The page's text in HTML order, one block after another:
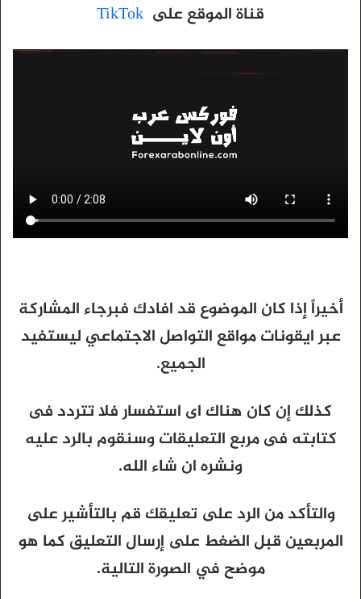
قناة الموقع على TikTok
أخيراً إذا كان الموضوع قد افادك فبرجاء المشاركة
عبر ايقونات مواقع التواصل الاجتماعي ليستفيد
الجميع.
كذلك إن كان هناك اى استفسار فلا تتردد فى
كتابته فى مربع التعليقات وسنقوم بالرد عليه
ونشره ان شاء الله.
والتأكد من الرد على تعليقك قم بالتأشير على
المربعين قبل الضغط على إرسال التعليق كما هو
موضح في الصورة التالية.